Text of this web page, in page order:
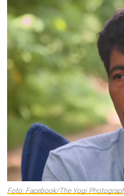
Foto: Facebook/The Yogi